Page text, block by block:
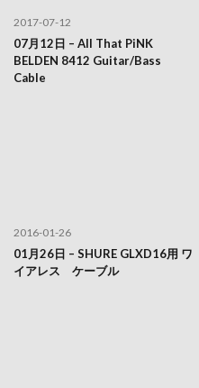
2017-07-12
07月12日 – All That PiNK
BELDEN 8412 Guitar/Bass
Cable
2016-01-26
01月26日 – SHURE GLXD16用 ワ
イアレス ケーブル